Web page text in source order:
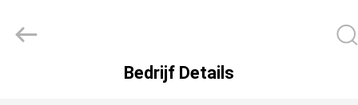
Fluid
Power
Bedrijf Details